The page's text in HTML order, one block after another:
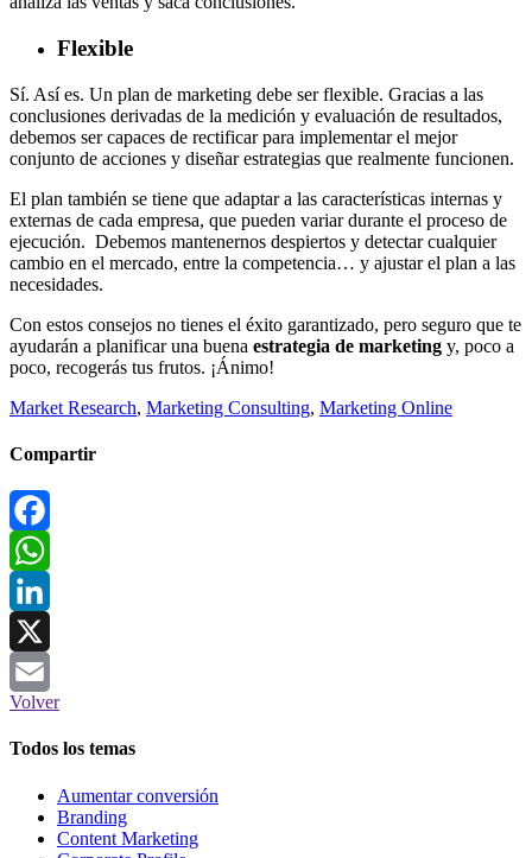
Flexible
Sí. Así es. Un plan de marketing debe ser flexible. Gracias a las
conclusiones derivadas de la medición y evaluación de resultados,
debemos ser capaces de rectificar para implementar el mejor
conjunto de acciones y diseñar estrategias que realmente funcionen.
El plan también se tiene que adaptar a las características internas y
externas de cada empresa, que pueden variar durante el proceso de
ejecución. Debemos mantenernos despiertos y detectar cualquier
cambio en el mercado, entre la competencia… y ajustar el plan a las
necesidades.
Con estos consejos no tienes el éxito garantizado, pero seguro que te
ayudarán a planificar una buena estrategia de marketing y, poco a
poco, recogerás tus frutos. ¡Ánimo!
Market Research, Marketing Consulting, Marketing Online
Compartir
Facebook
WhatsApp
LinkedIn
X
Email
Volver
Todos los temas
Aumentar conversión
Branding
Content Marketing